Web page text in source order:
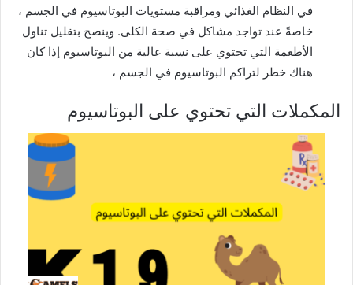
في النظام الغذائي ومراقبة مستويات البوتاسيوم في الجسم ،
خاصةً عند تواجد مشاكل في صحة الكلى. وينصح بتقليل تناول
الأطعمة التي تحتوي على نسبة عالية من البوتاسيوم إذا كان
هناك خطر لتراكم البوتاسيوم في الجسم ،
المكملات التي تحتوي على البوتاسيوم